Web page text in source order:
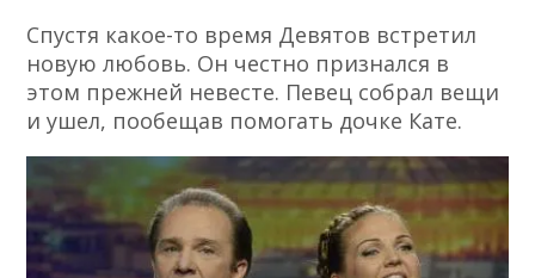
Спустя какое-то время Девятов встретил
новую любовь. Он честно признался в
этом прежней невесте. Певец собрал вещи
и ушел, пообещав помогать дочке Кате.